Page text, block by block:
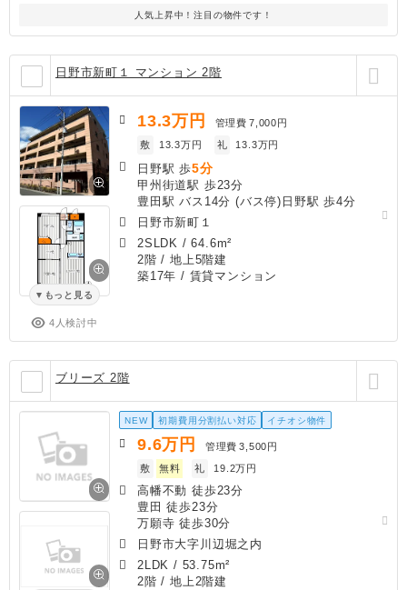
人気上昇中！注目の物件です！
日野市新町１ マンション 2階
もっと見る
4人検討中
13.3万円 管理費 7,000円
敷
13.3万円 礼 13.3万円
日野駅 歩5分
甲州街道駅 歩23分
豊田駅 バス14分 (バス停)日野駅 歩4分
日野市新町１
2SLDK /64.6m²
2階 / 地上5階建
築17年 / 賃貸マンション
ブリーズ 2階
NEW 初期費用分割払い対応 イチオシ物件
9.6万円 管理費 3,500円
敷
無料 礼 19.2万円
高幡不動 徒歩23分
豊田 徒歩23分
万願寺 徒歩30分
日野市大字川辺堀之内
2LDK / 53.75m²
2階 / 地上2階建